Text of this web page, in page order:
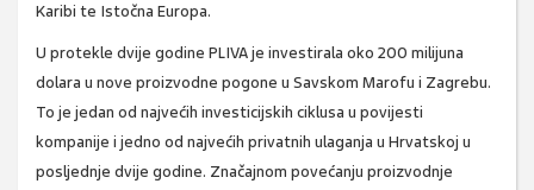
Karibi te Istočna Europa.
U protekle dvije godine PLIVA je investirala oko 200 milijuna
dolara u nove proizvodne pogone u Savskom Marofu i Zagrebu.
To je jedan od najvećih investicijskih ciklusa u povijesti
kompanije i jedno od najvećih privatnih ulaganja u Hrvatskoj u
posljednje dvije godine. Značajnom povećanju proizvodnje